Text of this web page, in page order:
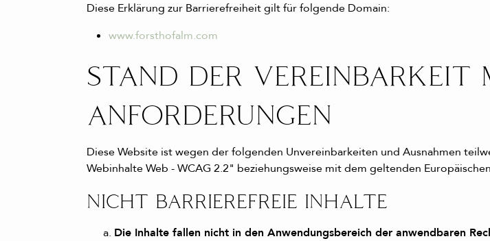
Diese Erklärung zur Barrierefreiheit gilt für folgende Domain:
www.forsthofalm.com
STAND DER VEREINBARKEIT
ANFORDERUNGEN
Diese Website ist wegen der folgenden Unvereinbarkeiten und Ausnahmen
Webinhalte Web - WCAG 2.2" beziehungsweise mit dem geltenden
NICHT BARRIEREFREIE INHALTE
Die Inhalte fallen nicht in den Anwendungsbereich der anwendbaren